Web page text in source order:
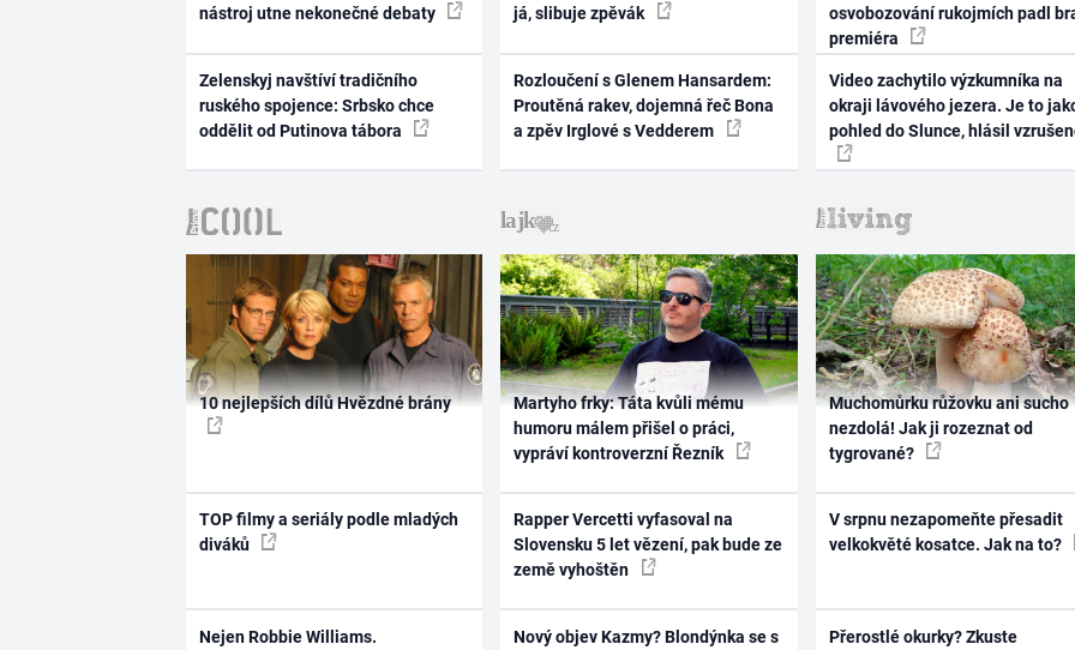
nástroj utne nekonečné debaty
Zelenskyj navštíví tradičního
ruského spojence: Srbsko chce
oddělit od Putinova tábora
já, slibuje zpěvák
Rozloučení s Glenem Hansardem:
Proutěná rakev, dojemná řeč Bona
a zpěv Irglové s Vedderem
osvobozování rukojmích padl
premiéra
Video zachytilo výzkumníka na
okraji lávového jezera. Je to
pohled do Slunce, hlásil
10 nejlepších dílů Hvězdné brány
TOP filmy a seriály podle mladých
diváků
Nejen Robbie Williams.
Martyho frky: Táta kvůli mému
humoru málem přišel o práci,
vypráví kontroverzní Řezník
Rapper Vercetti vyfasoval na
Slovensku 5 let vězení, pak bude ze
země vyhoštěn
Nový objev Kazmy? Blondýnka se s
Muchomůrku růžovku ani sucho
nezdolá! Jak ji rozeznat od
tygrované?
V srpnu nezapomeňte přesadit
velkokvěté kosatce. Jak na to?
Přerostlé okurky? Zkuste